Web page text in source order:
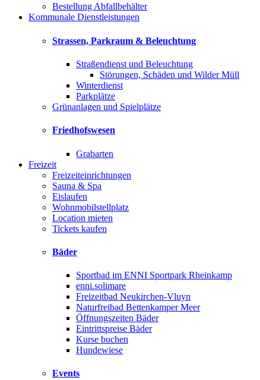
Bestellung Abfallbehälter
Kommunale Dienstleistungen
Strassen, Parkraum & Beleuchtung
Straßendienst und Beleuchtung
Störungen, Schäden und Wilder Müll
Winterdienst
Parkplätze
Grünanlagen und Spielplätze
Friedhofswesen
Grabarten
Freizeit
Freizeiteinrichtungen
Sauna & Spa
Eislaufen
Wohnmobilstellplatz
Location mieten
Tickets kaufen
Bäder
Sportbad im ENNI Sportpark Rheinkamp
enni.solimare
Freizeitbad Neukirchen-Vluyn
Naturfreibad Bettenkamper Meer
Öffnungszeiten Bäder
Eintrittspreise Bäder
Kurse buchen
Hundewiese
Events